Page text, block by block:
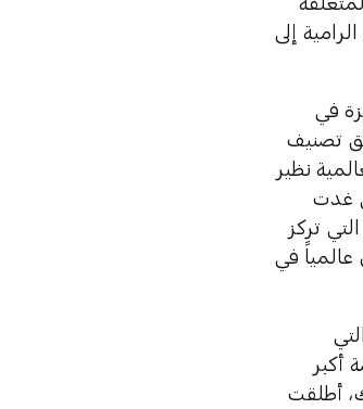
إلى
في
وفق تصنيف
نظير
غدت
تركز
في
التجارب السريرية للقاحات كوفيد-19، والتي
أكبر
إلى ذلك، أطلقت